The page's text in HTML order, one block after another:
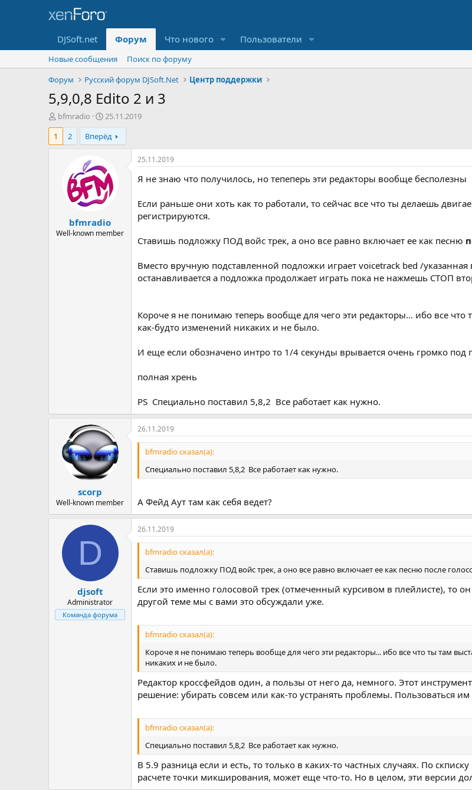
DJSoft.net Форум Что нового Пользователи
Новые сообщения
Поиск по форуму
Форум
Русский форум DJSoft.Net Центр поддержки
5,9,0,8 Edito 2 и 3
А
в
о
bfmradio
Д
а
т
а
а
ч
а
л
25.11.2019
1
2 Вперёд
bfmradio
Well-known member
25.11.2019
Я не знаю что получилось, но тепеперь эти редакторы вообще бесполезны
Если раньше они хоть как то работали, то сейчас все что ты делаешь
регистрируются.
Ставишь подложку ПОД войс трек, а оно все равно включает ее как песню
Вместо вручную подставленной подложки играет voicetrack bed /
останавливается а подложка продолжает играть пока не нажмешь СТОП
Короче я не понимаю теперь вообще для чего эти редакторы... ибо все что
как-будто изменений никаких и не было.
И еще если обозначено интро то 1/4 секунды врывается очень громко под
полная хрень
PS Специально поставил 5,8,2 Все работает как нужно.
scorp
Well-known member
26.11.2019
bfmradio сказал(а):
Специально поставил 5,8,2 Все работает как нужно.
А Фейд Аут там как себя ведет?
D
djsoft
Administrator
Команда форума
26.11.2019
bfmradio сказал(а):
Ставишь подложку ПОД войс трек, а оно все равно включает ее как песню после
Если это именно голосовой трек (отмеченный курсивом в плейлисте), то
другой теме мы с вами это обсуждали уже.
bfmradio сказал(а):
Короче я не понимаю теперь вообще для чего эти редакторы... ибо все что ты там
никаких и не было.
Редактор кроссфейдов один, а пользы от него да, немного. Этот
решение: убирать совсем или как-то устранять проблемы. Пользоваться им
bfmradio сказал(а):
Специально поставил 5,8,2 Все работает как нужно.
В 5.9 разница если и есть, то только в каких-то частных случаях. По
расчете точки микширования, может еще что-то. Но в целом, эти версии